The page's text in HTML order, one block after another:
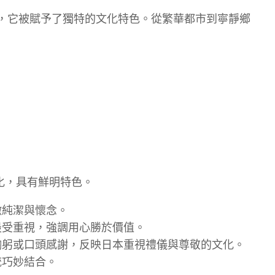
被賦予了獨特的文化特色。從繁華都市到寧靜鄉
具有鮮明特色。
潔與懷念。
重視，強調用心勝於價值。
或口頭感謝，反映日本重視禮儀與尊敬的文化。
妙結合。